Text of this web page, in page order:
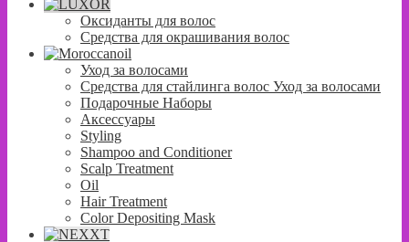
Оксиданты для волос
Средства для окрашивания волос
Уход за волосами
Средства для стайлинга волос Уход за волосами
Подарочные Наборы
Аксессуары
Styling
Shampoo and Conditioner
Scalp Treatment
Oil
Hair Treatment
Color Depositing Mask